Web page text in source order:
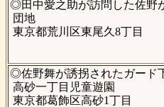
◎田中愛之助が訪問した佐野
団地
東京都荒川区東尾久8丁目
◎佐野舞が誘拐されたガード
高砂一丁目児童遊園
東京都葛飾区高砂1丁目